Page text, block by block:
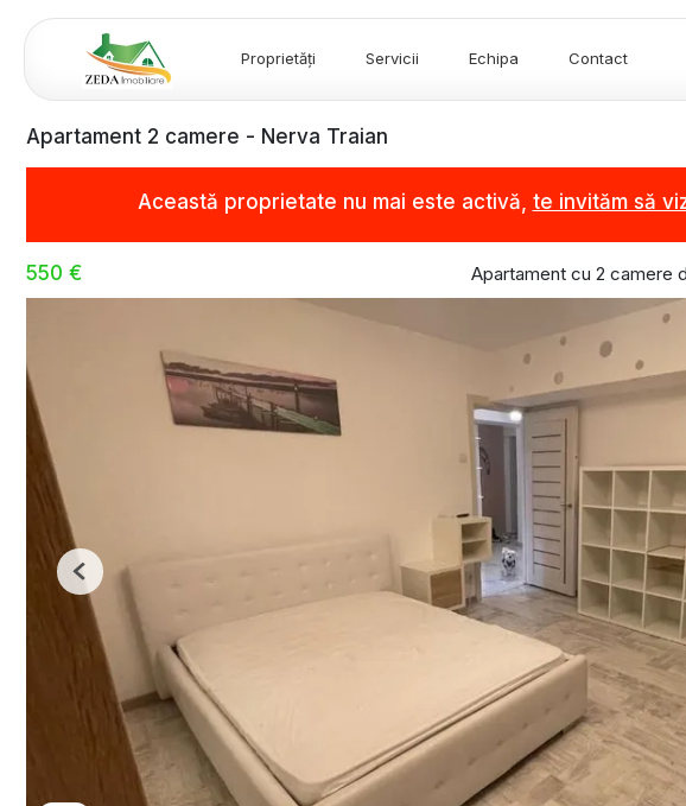
Proprietăți Servicii Echipa Contact
Apartament 2 camere - Nerva Traian
Această proprietate nu mai este activă, te invităm să
550 € Apartament cu 2 camere
Previous